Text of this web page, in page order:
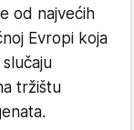
od najvećih
Evropi koja
tržištu